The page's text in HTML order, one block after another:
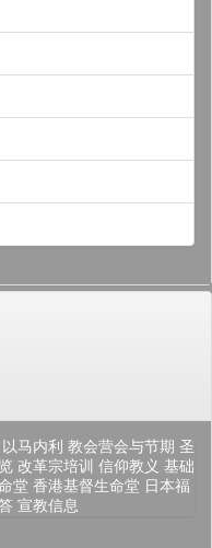
马内利 教会营会与节期 圣
改革宗培训 信仰教义 基础
堂 香港基督生命堂 日本福
宣教信息